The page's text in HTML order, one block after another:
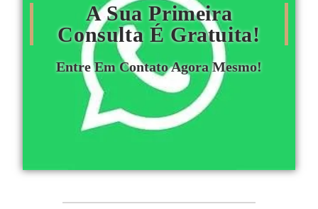
A Sua Primeira
Consulta É Gratuita!
Entre Em Contato Agora Mesmo!